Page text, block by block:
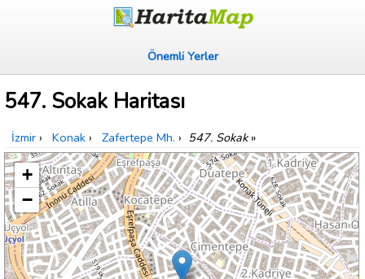
Önemli Yerler
547. Sokak Haritası
İzmir › Konak › Zafertepe Mh. › 547. Sokak»
+
−